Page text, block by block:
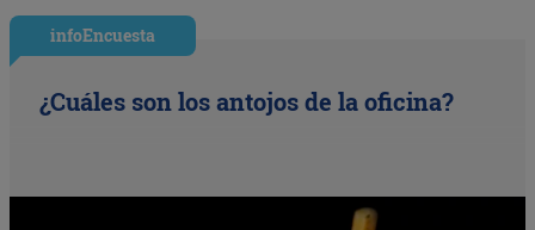
infoEncuesta
¿Cuáles son los antojos de la oficina?